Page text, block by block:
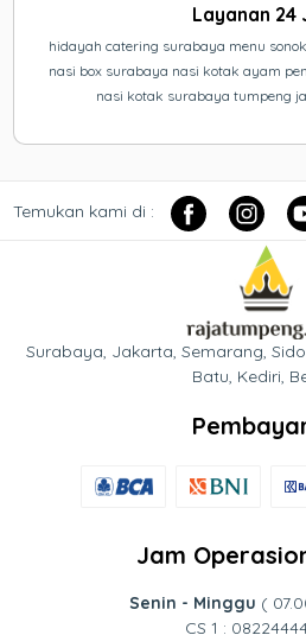
Layanan 24
hidayah catering surabaya menu
nasi box surabaya nasi kotak ayam
nasi kotak surabaya tumpeng
Temukan kami di :
Surabaya, Jakarta, Semarang,
Batu, Kediri,
Jam
Senin - Minggu (
CS 1 :